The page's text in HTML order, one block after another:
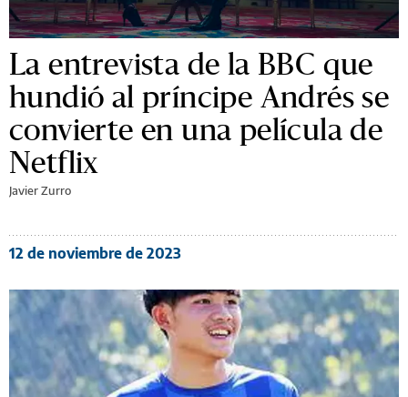
La entrevista de la BBC que
hundió al príncipe Andrés se
convierte en una película de
Netflix
Javier Zurro
12 de noviembre de 2023